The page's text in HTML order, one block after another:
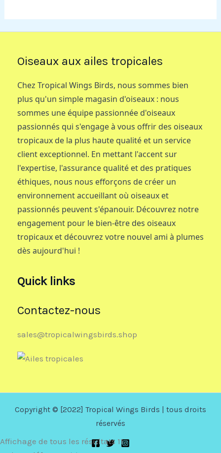
Affichage de tous les résultats 11
Oiseaux aux ailes tropicales
Chez Tropical Wings Birds, nous sommes bien
plus qu'un simple magasin d'oiseaux : nous
sommes une équipe passionnée d'oiseaux
passionnés qui s'engage à vous offrir des oiseaux
tropicaux de la plus haute qualité et un service
client exceptionnel. En mettant l'accent sur
l'expertise, l'assurance qualité et des pratiques
éthiques, nous nous efforçons de créer un
environnement accueillant où oiseaux et
passionnés peuvent s'épanouir. Découvrez notre
engagement pour le bien-être des oiseaux
tropicaux et découvrez votre nouvel ami à plumes
dès aujourd'hui !
Quick links
Contactez-nous
sales@tropicalwingsbirds.shop
Copyright © [2022] Tropical Wings Birds | tous droits
réservés